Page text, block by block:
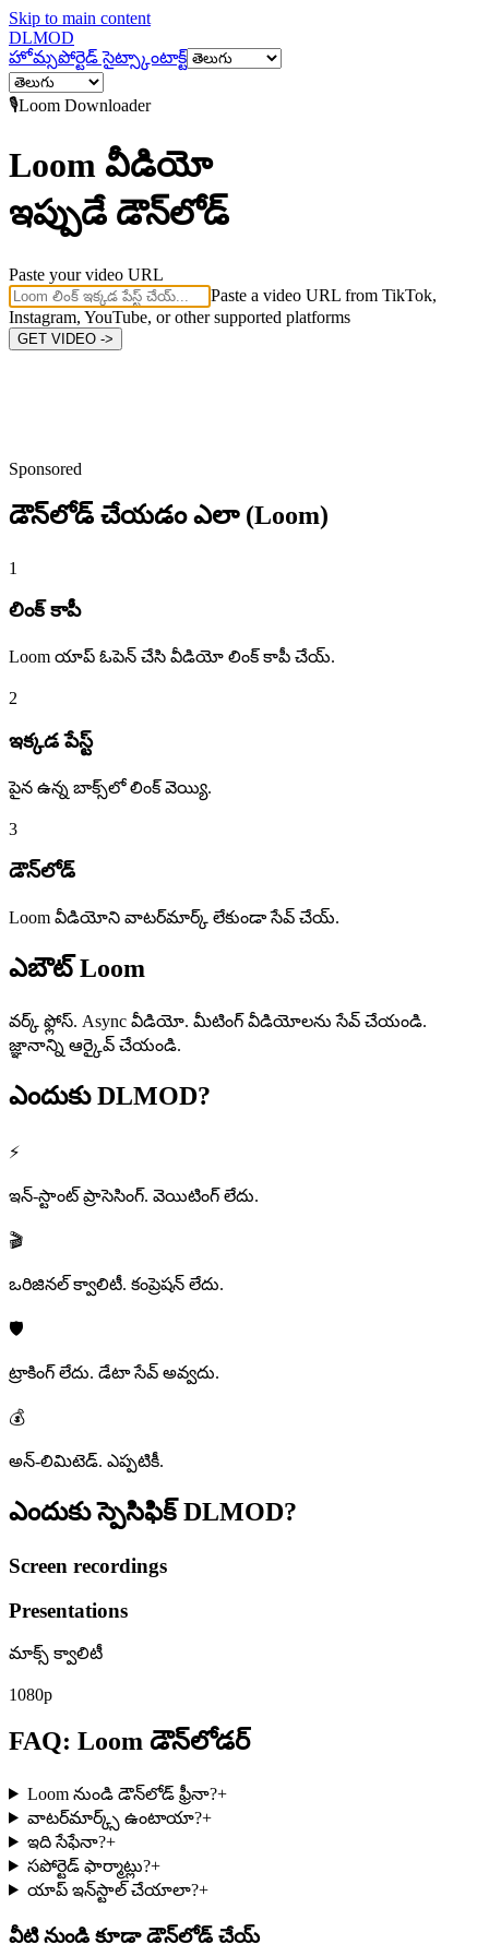
Skip to main content
DLMOD
హోమ్సపోర్టెడ్ సైట్స్కాంటాక్ట్
🎙️Loom Downloader
Loom వీడియో
ఇప్పుడే డౌన్‌లోడ్
Paste your video URL
Paste a video URL from TikTok,
Instagram, YouTube, or other supported platforms
GET VIDEO ->
Sponsored
డౌన్‌లోడ్ చేయడం ఎలా (Loom)
1
లింక్ కాపీ
Loom యాప్ ఓపెన్ చేసి వీడియో లింక్ కాపీ చేయ్.
2
ఇక్కడ పేస్ట్
పైన ఉన్న బాక్స్‌లో లింక్ వెయ్యి.
3
డౌన్‌లోడ్
Loom వీడియోని వాటర్‌మార్క్ లేకుండా సేవ్ చేయ్.
ఎబౌట్ Loom
వర్క్ ఫ్లోస్. Async వీడియో. మీటింగ్ వీడియోలను సేవ్ చేయండి.
జ్ఞానాన్ని ఆర్కైవ్ చేయండి.
ఎందుకు DLMOD?
⚡
ఇన్-స్టాంట్ ప్రాసెసింగ్. వెయిటింగ్ లేదు.
🎬
ఒరిజినల్ క్వాలిటీ. కంప్రెషన్ లేదు.
🛡️
ట్రాకింగ్ లేదు. డేటా సేవ్ అవ్వదు.
💰
అన్-లిమిటెడ్. ఎప్పటికీ.
ఎందుకు స్పెసిఫిక్ DLMOD?
Screen recordings
Presentations
మాక్స్ క్వాలిటీ
1080p
FAQ: Loom డౌన్‌లోడర్
Loom నుండి డౌన్‌లోడ్ ఫ్రీనా?+
వాటర్‌మార్క్స్ ఉంటాయా?+
ఇది సేఫేనా?+
సపోర్టెడ్ ఫార్మాట్లు?+
యాప్ ఇన్‌స్టాల్ చేయాలా?+
వీటి నుండి కూడా డౌన్‌లోడ్ చేయ్